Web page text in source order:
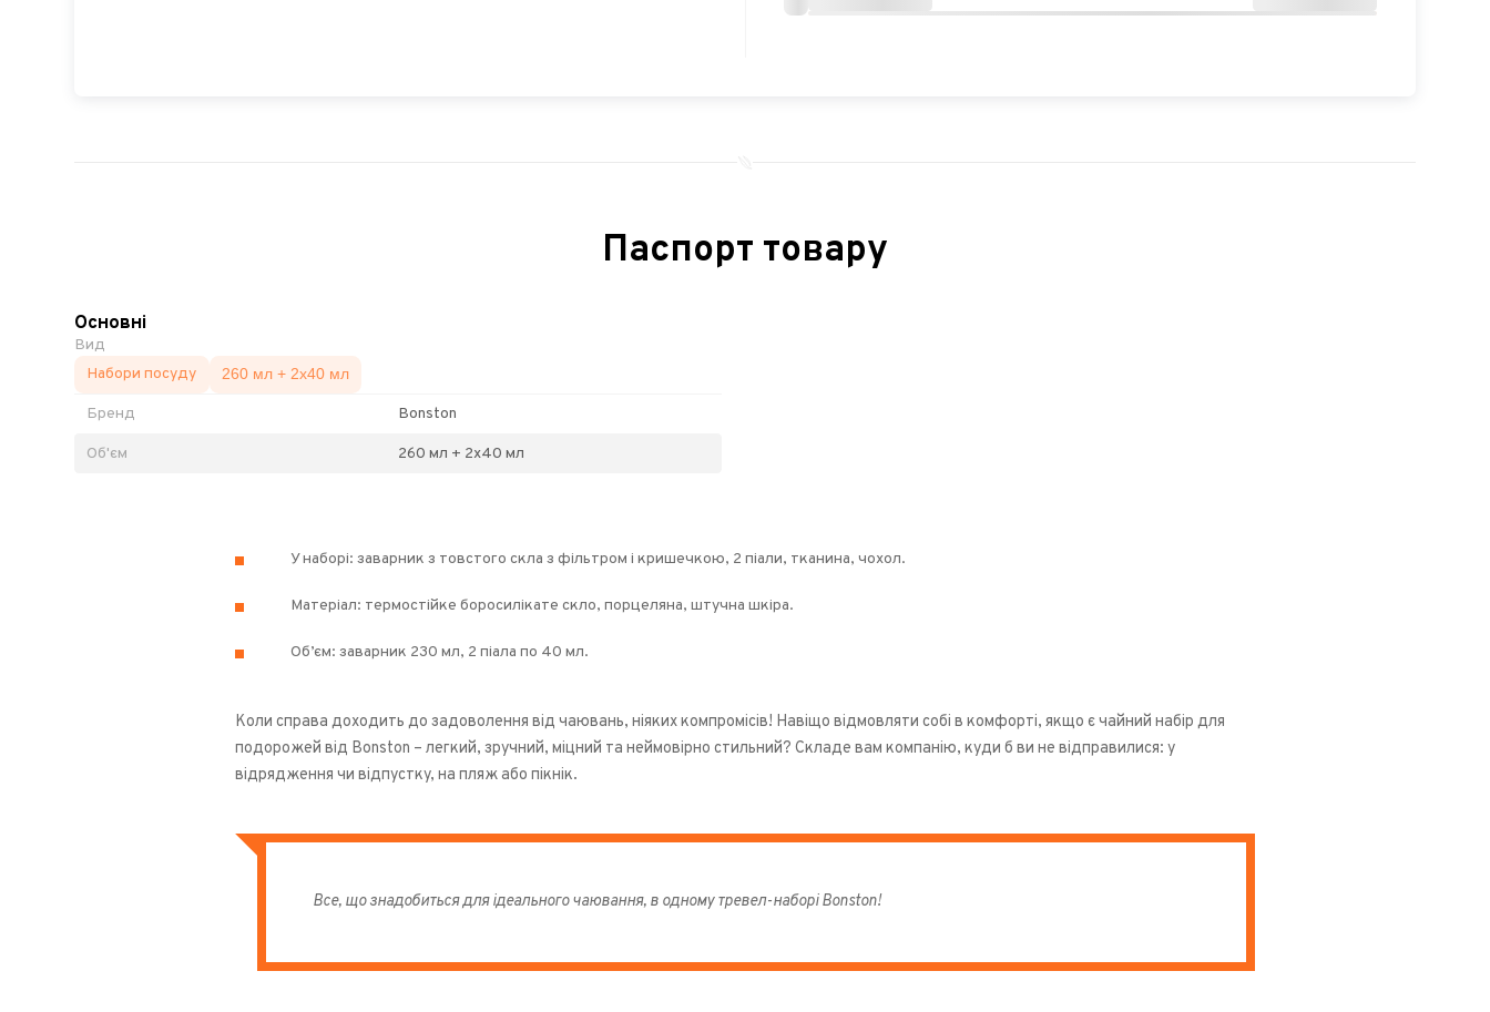
Паспорт товару
Основні
Вид
Набори посуду
260 мл + 2х40 мл
Бренд Bonston
Об'єм 260 мл + 2х40 мл
У наборі: заварник з товстого скла з фільтром і кришечкою, 2 піали, тканина, чохол.
Матеріал: термостійке боросилікате скло, порцеляна, штучна шкіра.
Об’єм: заварник 230 мл, 2 піала по 40 мл.
Коли справа доходить до задоволення від чаювань, ніяких компромісів! Навіщо відмовляти собі в комфорті, якщо є чайний набір для
подорожей від Bonston – легкий, зручний, міцний та неймовірно стильний? Складе вам компанію, куди б ви не відправилися: у
відрядження чи відпустку, на пляж або пікнік.
Все, що знадобиться для ідеального чаювання, в одному тревел-наборі Bonston!